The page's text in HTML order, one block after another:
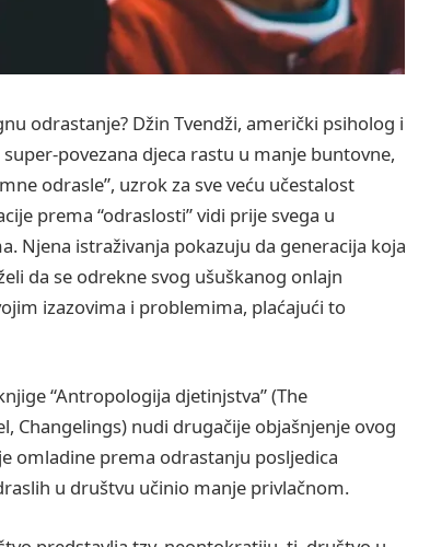
odrastanje? Džin Tvendži, američki psiholog i
povezana djeca rastu u manje buntovne,
odrasle”, uzrok za sve veću učestalost
prema “odraslosti” vidi prije svega u
Njena istraživanja pokazuju da generacija koja
da se odrekne svog ušuškanog onlajn
izazovima i problemima, plaćajući to
“Antropologija djetinjstva” (The
Changelings) nudi drugačije objašnjenje ovog
omladine prema odrastanju posljedica
u društvu učinio manje privlačnom.